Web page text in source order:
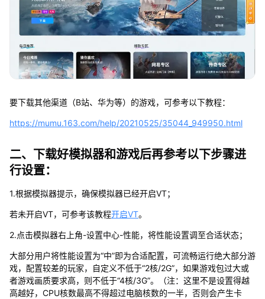
要下载其他渠道（B站、华为等）的游戏，可参考以下教程：
https://mumu.163.com/help/20210525/35044_949950.html
二、下载好模拟器和游戏后再参考以下步骤进
行设置：
1.根据模拟器提示，确保模拟器已经开启VT；
若未开启VT，可参考该教程开启VT。
2.点击模拟器右上角-设置中心-性能，将性能设置调至合适状态；
大部分用户将性能设置为“中”即为合适配置，可流畅运行绝大部分游
戏，配置较差的玩家，自定义不低于“2核/2G”，如果游戏包过大或
者游戏画质要求高，则不低于“4核/3G”。（注：这里不是设置得越
高越好，CPU核数最高不得超过电脑核数的一半，否则会产生卡